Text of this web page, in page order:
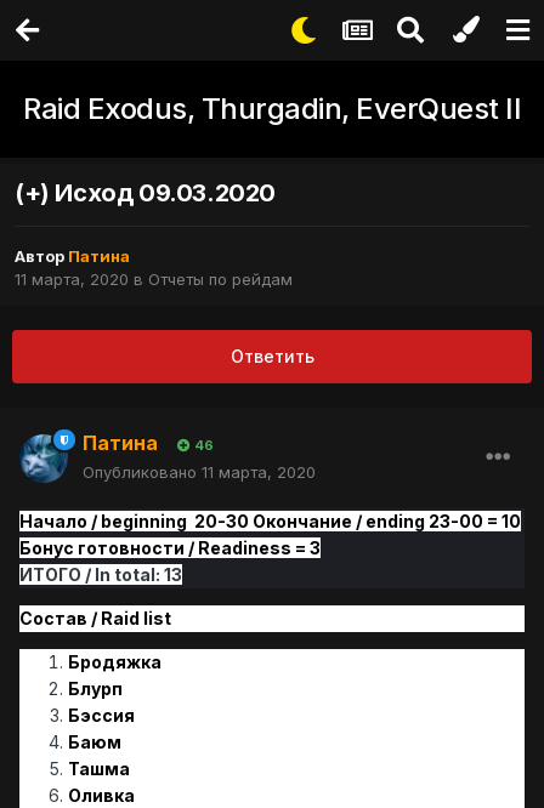
Raid Exodus, Thurgadin, EverQuest II
(+) Исход 09.03.2020
Автор Патина
11 марта, 2020 в Отчеты по рейдам
Ответить
Патина 46
Опубликовано 11 марта, 2020
Начало / beginning 20-30 Окончание / ending 23-00 = 10
Бонус готовности / Readiness = 3
ИТОГО / In total: 13
Состав / Raid list
Бродяжка
Блурп
Бэссия
Баюм
Ташма
Оливка